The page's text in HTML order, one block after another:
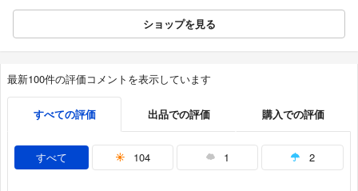
ショップを見る
最新100件の評価コメントを表示しています
すべての評価 出品での評価 購入での評価
すべて 104 1 2